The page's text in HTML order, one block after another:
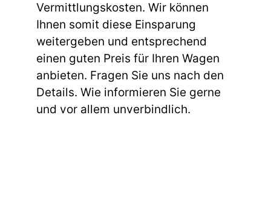
Vermittlungskosten. Wir können
Ihnen somit diese Einsparung
weitergeben und entsprechend
einen guten Preis für Ihren Wagen
anbieten. Fragen Sie uns nach den
Details. Wie informieren Sie gerne
und vor allem unverbindlich.